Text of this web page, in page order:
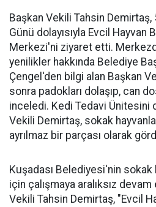
Başkan Vekili Tahsin Demirtaş,
Günü dolayısıyla Evcil Hayvan
Merkezi'ni ziyaret etti.
yenilikler hakkında Belediye
Çengel'den bilgi alan Başkan
sonra padokları dolaşıp, can
inceledi. Kedi Tedavi Ünitesini
Vekili Demirtaş, sokak
ayrılmaz bir parçası olarak
Kuşadası Belediyesi'nin sokak
için çalışmaya aralıksız
Vekili Tahsin Demirtaş, "Evcil